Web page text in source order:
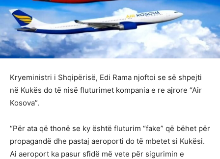
Kryeministri i Shqipërisë, Edi Rama njoftoi se së shpejti
në Kukës do të nisë fluturimet kompania e re ajrore “Air
Kosova”.
“Për ata që thonë se ky është fluturim “fake” që bëhet për
propagandë dhe pastaj aeroporti do të mbetet si Kukësi.
Ai aeroport ka pasur sfidë më vete për sigurimin e